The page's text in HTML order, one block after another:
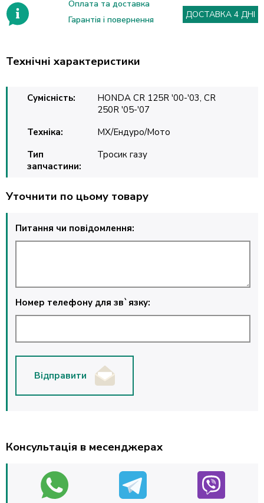
Оплата та доставка
Гарантія і повернення
ДОСТАВКА 4 ДНІ
Технічні характеристики
Сумісність:
HONDA CR 125R '00-'03, CR
250R '05-'07
Техніка:
MX/Ендуро/Мото
Тип
запчастини:
Тросик газу
Уточнити по цьому товару
Питання чи повідомлення:
Номер телефону для зв`язку:
Відправити
Консультація в месенджерах